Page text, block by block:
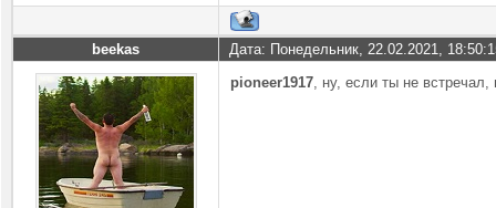
beekas Дата: Понедельник, 22.02.2021,
pioneer1917, ну, если ты не встречал,